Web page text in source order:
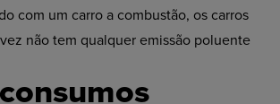
com um carro a combustão, os carros
não tem qualquer emissão poluente